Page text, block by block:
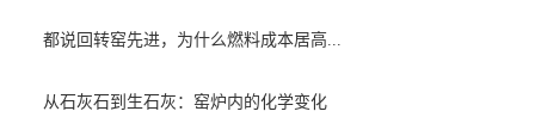
都说回转窑先进，为什么燃料成本居高...
从石灰石到生石灰：窑炉内的化学变化